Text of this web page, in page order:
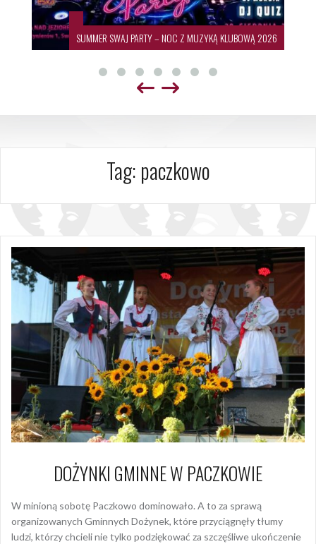
SUMMER SWAJ PARTY – NOC Z MUZYKĄ KLUBOWĄ 2026
Tag: paczkowo
DOŻYNKI GMINNE W PACZKOWIE
W minioną sobotę Paczkowo dominowało. A to za sprawą
organizowanych Gminnych Dożynek, które przyciągnęły tłumy
ludzi, którzy chcieli nie tylko podziękować za szczęśliwe ukończenie